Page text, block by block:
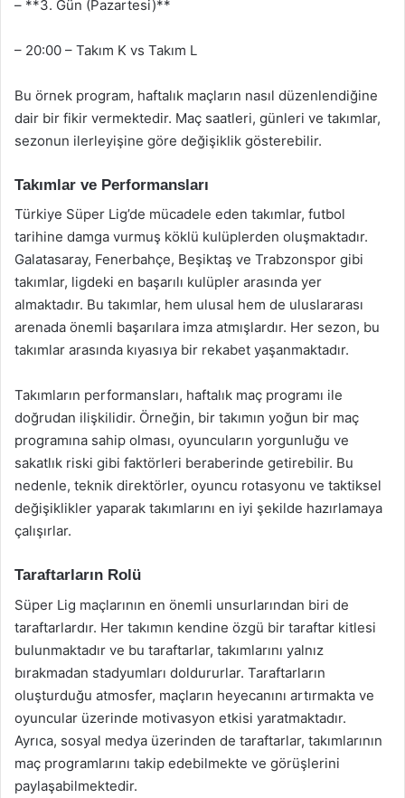
– **3. Gün (Pazartesi)**
– 20:00 – Takım K vs Takım L
Bu örnek program, haftalık maçların nasıl düzenlendiğine
dair bir fikir vermektedir. Maç saatleri, günleri ve takımlar,
sezonun ilerleyişine göre değişiklik gösterebilir.
Takımlar ve Performansları
Türkiye Süper Lig’de mücadele eden takımlar, futbol
tarihine damga vurmuş köklü kulüplerden oluşmaktadır.
Galatasaray, Fenerbahçe, Beşiktaş ve Trabzonspor gibi
takımlar, ligdeki en başarılı kulüpler arasında yer
almaktadır. Bu takımlar, hem ulusal hem de uluslararası
arenada önemli başarılara imza atmışlardır. Her sezon, bu
takımlar arasında kıyasıya bir rekabet yaşanmaktadır.
Takımların performansları, haftalık maç programı ile
doğrudan ilişkilidir. Örneğin, bir takımın yoğun bir maç
programına sahip olması, oyuncuların yorgunluğu ve
sakatlık riski gibi faktörleri beraberinde getirebilir. Bu
nedenle, teknik direktörler, oyuncu rotasyonu ve taktiksel
değişiklikler yaparak takımlarını en iyi şekilde hazırlamaya
çalışırlar.
Taraftarların Rolü
Süper Lig maçlarının en önemli unsurlarından biri de
taraftarlardır. Her takımın kendine özgü bir taraftar kitlesi
bulunmaktadır ve bu taraftarlar, takımlarını yalnız
bırakmadan stadyumları doldururlar. Taraftarların
oluşturduğu atmosfer, maçların heyecanını artırmakta ve
oyuncular üzerinde motivasyon etkisi yaratmaktadır.
Ayrıca, sosyal medya üzerinden de taraftarlar, takımlarının
maç programlarını takip edebilmekte ve görüşlerini
paylaşabilmektedir.